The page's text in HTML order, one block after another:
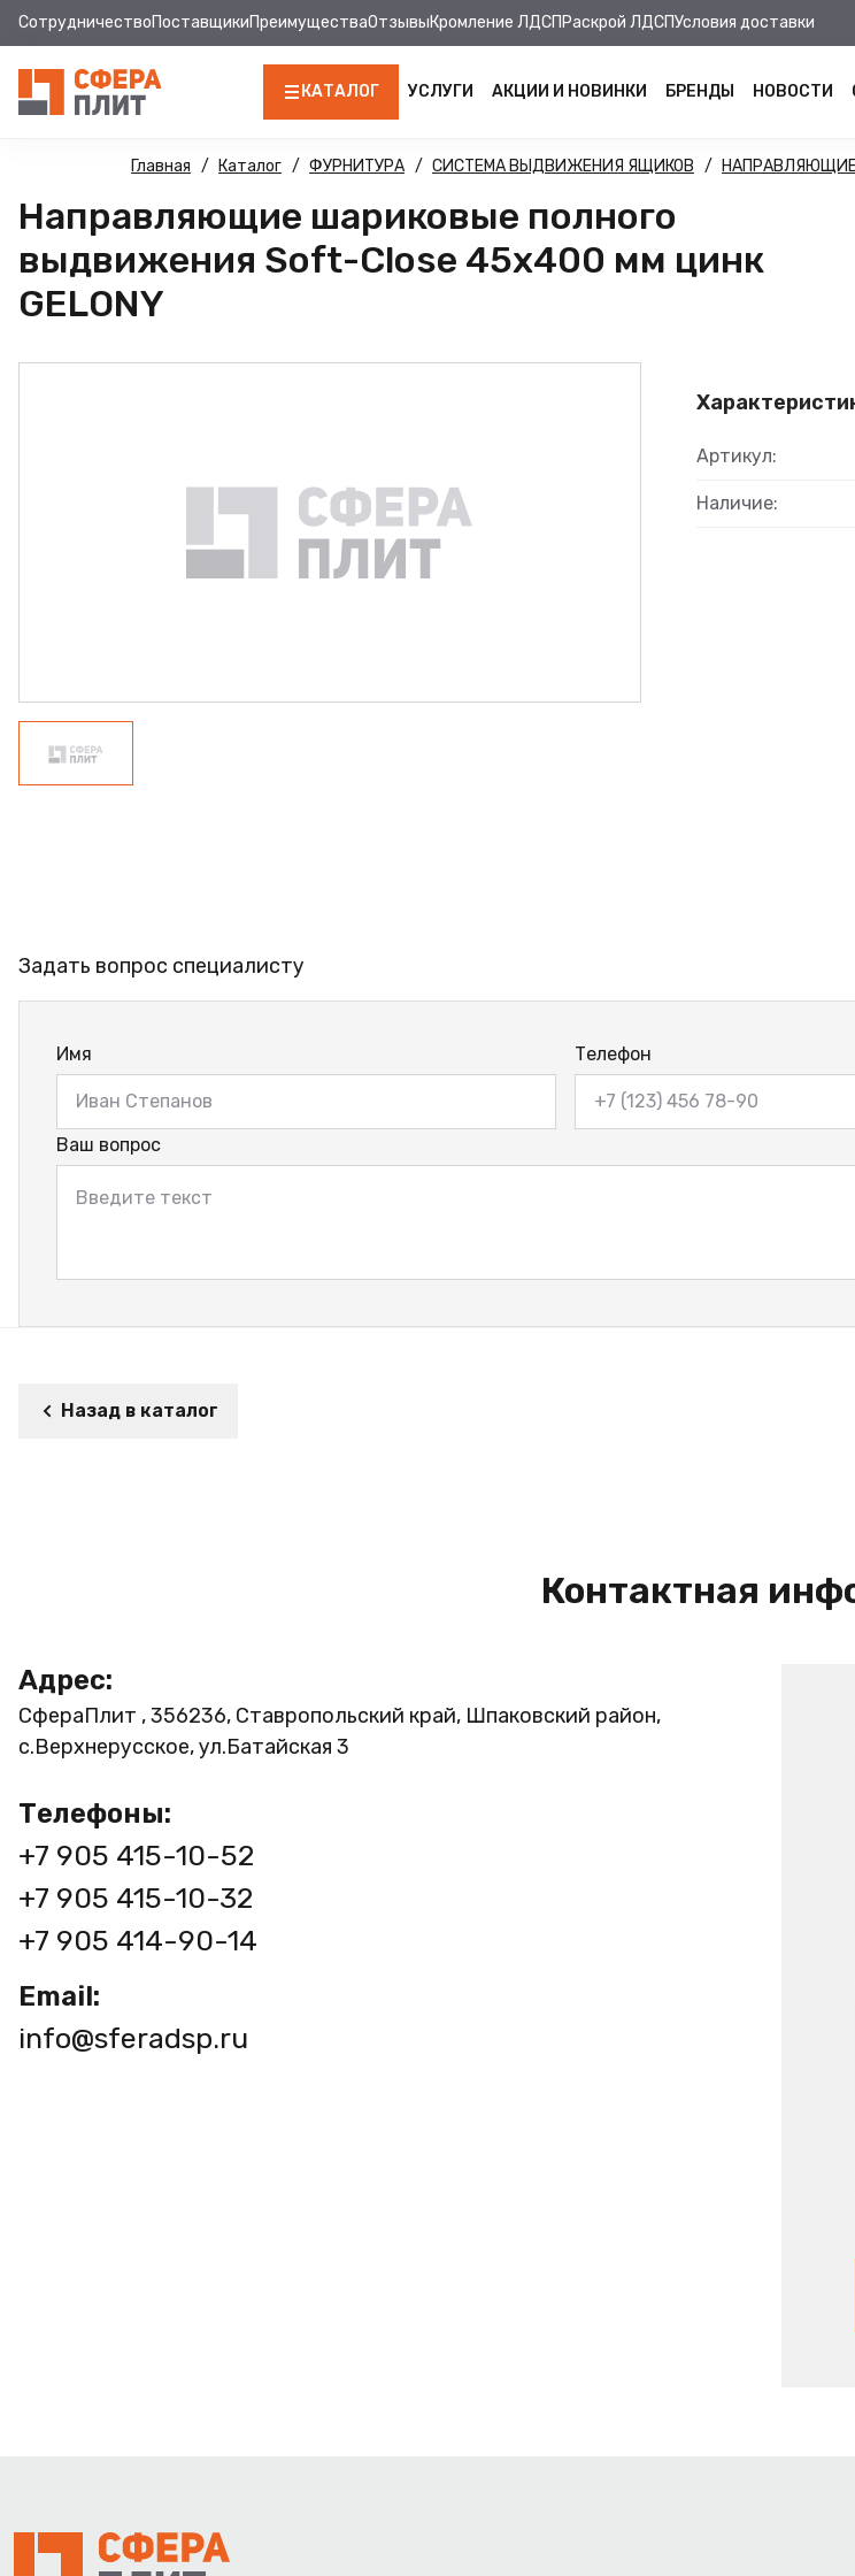
СотрудничествоПоставщикиПреимуществаОтзывыКромление ЛДСП Раскрой ЛДСПУсловия доставки
КАТАЛОГ
ЛДСП
КРОМКА
МДФ
СТОЛЕШНИЦЫ
ФАНЕРА
ФУРНИТУРА
УСЛУГИ АКЦИИ И НОВИНКИ БРЕНДЫ НОВОСТИ
Главная Каталог ФУРНИТУРА СИСТЕМА ВЫДВИЖЕНИЯ ЯЩИКОВ
Направляющие шариковые полного
выдвижения Soft-Close 45х400 мм цинк
GELONY
Артикул:
Наличие:
Задать вопрос специалисту
Имя Телефон
Ваш вопрос
Назад в каталог
Контактная
Адрес:
СфераПлит , 356236, Ставропольский край, Шпаковский район,
с.Верхнерусское, ул.Батайская 3
Телефоны:
+7 905 415-10-52
+7 905 415-10-32
+7 905 414-90-14
Email:
info@sferadsp.ru